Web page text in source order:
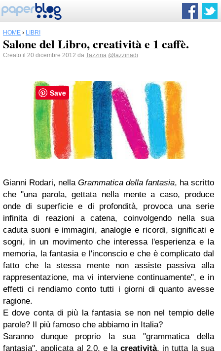
HOME › LIBRI
Salone del Libro, creatività e 1 caffè.
Creato il 20 dicembre 2012 da Tazzina @tazzinadi
Gianni Rodari, nellaGrammatica della fantasia, ha scritto
che "una parola, gettata nella mente a caso, produce
onde di superficie e di profondità, provoca una serie
infinita di reazioni a catena, coinvolgendo nella sua
caduta suoni e immagini, analogie e ricordi, significati e
sogni, in un movimento che interessa l'esperienza e la
memoria, la fantasia e l'inconscio e che è complicato dal
fatto che la stessa mente non assiste passiva alla
rappresentazione, ma vi interviene continuamente", e in
effetti ci rendiamo conto tutti i giorni di quanto avesse
ragione.
E dove conta di più la fantasia se non nel tempio delle
parole? Il più famoso che abbiamo in Italia?
Saranno dunque proprio la sua "grammatica della
fantasia", applicata al 2.0, e la creatività, in tutta la sua
Save